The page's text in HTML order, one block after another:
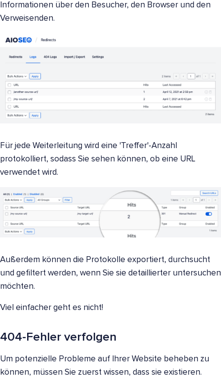
Informationen über den Besucher, den Browser und den
Verweisenden.
Für jede Weiterleitung wird eine 'Treffer'-Anzahl
protokolliert, sodass Sie sehen können, ob eine URL
verwendet wird.
Außerdem können die Protokolle exportiert, durchsucht
und gefiltert werden, wenn Sie sie detaillierter untersuchen
möchten.
Viel einfacher geht es nicht!
404-Fehler verfolgen
Um potenzielle Probleme auf Ihrer Website beheben zu
können, müssen Sie zuerst wissen, dass sie existieren.